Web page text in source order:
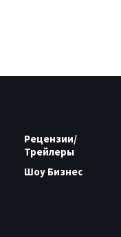
Рецензии/
Трейлеры
Шоу Бизнес